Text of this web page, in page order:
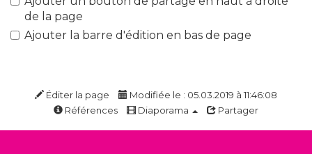
de la page
Ajouter la barre d'édition en bas de page
Éditer la page
Modifiée le : 05.03.2019 à 11:46:08
Références
Diaporama Partager